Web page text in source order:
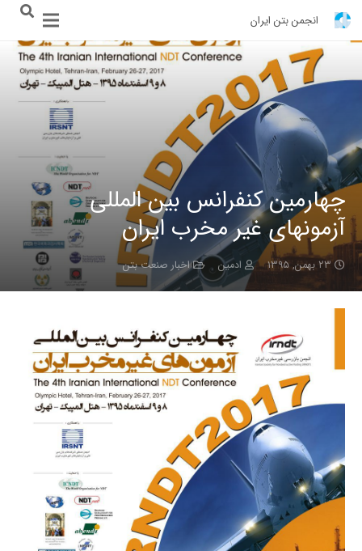
انجمن بتن ایران
چهارمین کنفرانس بین المللی
آزمونهای غیر مخرب ایران
۲۳ بهمن, ۱۳۹۵ ادمین اخبار صنعت بتن